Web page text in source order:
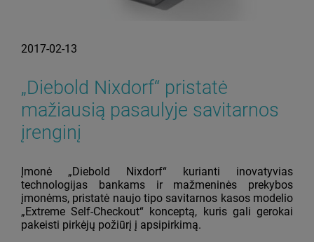
2017-02-13
„Diebold Nixdorf“ pristatė
mažiausią pasaulyje savitarnos
įrenginį
Įmonė „Diebold Nixdorf“ kurianti inovatyvias
technologijas bankams ir mažmeninės prekybos
įmonėms, pristatė naujo tipo savitarnos kasos modelio
„Extreme Self-Checkout“ konceptą, kuris gali gerokai
pakeisti pirkėjų požiūrį į apsipirkimą.